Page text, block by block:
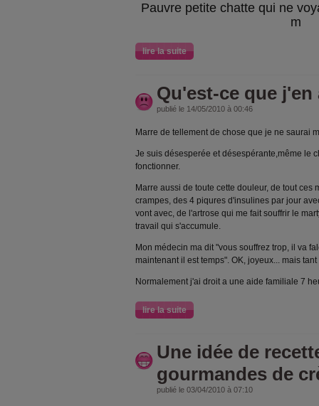
Pauvre petite chatte qui ne
m
lire la suite
Qu'est-ce que
publié le 14/05/2010 à 00:46
Marre de tellement de chose que je ne saurai
Je suis désesperée et désespérante,même le
fonctionner.
Marre aussi de toute cette douleur, de tout ces
crampes, des 4 piqures d'insulines par jour
vont avec, de l'artrose qui me fait souffrir le
travail qui s'accumule.
Mon médecin ma dit "vous souffrez trop, il va
maintenant il est temps". OK, joyeux... mais
Normalement j'ai droit a une aide familiale 7
lire la suite
Une idée de
gourmandes de
publié le 03/04/2010 à 07:10